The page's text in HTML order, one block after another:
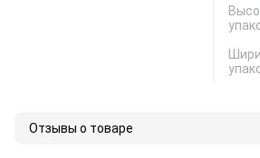
Отзывы о товаре